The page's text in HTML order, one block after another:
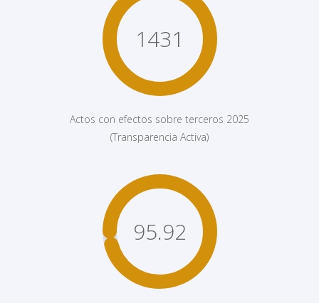
1431
Actos con efectos sobre terceros 2025
(Transparencia Activa)
95.92